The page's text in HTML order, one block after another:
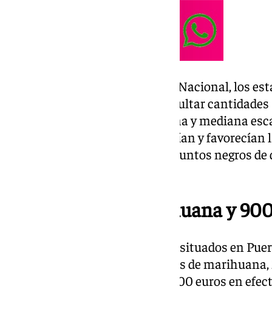
Como apuntan desde la Policía Nacional, los
como “punto de partida para ocultar
posterior distribución, a pequeña y mediana
estas asociaciones que promovían y
del cannabis se convertían en puntos negros
470 gramos de marihuana y
En el registro de ambos locales, situados en
intervino un total de 470 gramos de
gramos de éxtasis, además de 900 euros en